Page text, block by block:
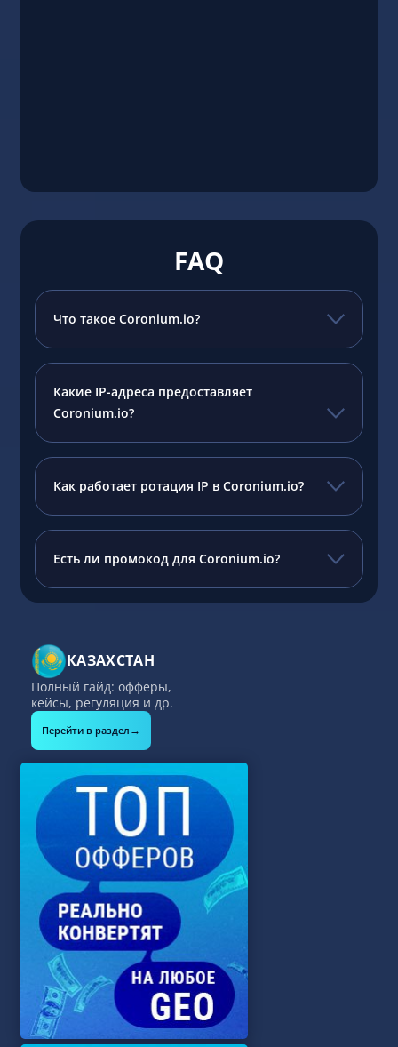
FAQ
Что такое Coronium.io?
Какие IP-адреса предоставляет
Coronium.io?
Как работает ротация IP в Coronium.io?
Есть ли промокод для Coronium.io?
КАЗАХСТАН
Полный гайд: офферы,
кейсы, регуляция и др.
Перейти в раздел →